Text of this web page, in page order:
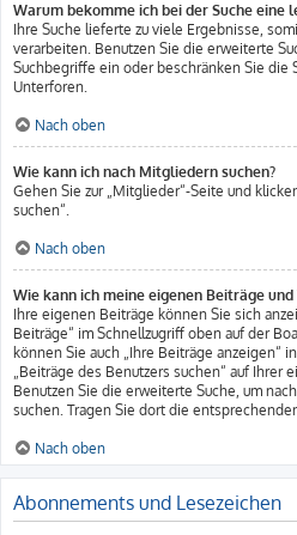
Warum bekomme ich bei der Suche eine
Ihre Suche lieferte zu viele Ergebnisse,
verarbeiten. Benutzen Sie die erweiterte
Suchbegriffe ein oder beschränken Sie die
Unterforen.
Nach oben
Wie kann ich nach Mitgliedern suchen?
Gehen Sie zur „Mitglieder“-Seite und
suchen“.
Nach oben
Wie kann ich meine eigenen Beiträge und
Ihre eigenen Beiträge können Sie sich
Beiträge“ im Schnellzugriff oben auf der
können Sie auch „Ihre Beiträge anzeigen“
„Beiträge des Benutzers suchen“ auf Ihrer
Benutzen Sie die erweiterte Suche, um
suchen. Tragen Sie dort die
Nach oben
Abonnements und Lesezeichen